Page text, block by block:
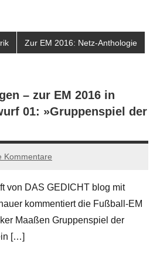
Zur EM 2016: Netz-Anthologie
– zur EM 2016 in
01: »Gruppenspiel der
Kommentare
von DAS GEDICHT blog mit
kommentiert die Fußball-EM
Maaßen Gruppenspiel der
[…]